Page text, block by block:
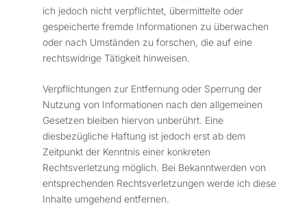
ich jedoch nicht verpflichtet, übermittelte oder
gespeicherte fremde Informationen zu überwachen
oder nach Umständen zu forschen, die auf eine
rechtswidrige Tätigkeit hinweisen.
Verpflichtungen zur Entfernung oder Sperrung der
Nutzung von Informationen nach den allgemeinen
Gesetzen bleiben hiervon unberührt. Eine
diesbezügliche Haftung ist jedoch erst ab dem
Zeitpunkt der Kenntnis einer konkreten
Rechtsverletzung möglich. Bei Bekanntwerden von
entsprechenden Rechtsverletzungen werde ich diese
Inhalte umgehend entfernen.